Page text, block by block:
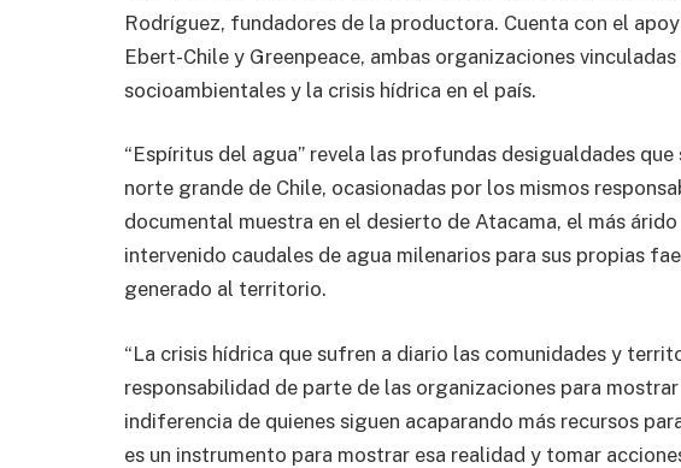
Rodríguez, fundadores de la productora. Cuenta con el
Ebert-Chile y Greenpeace, ambas organizaciones
socioambientales y la crisis hídrica en el país.
“Espíritus del agua” revela las profundas desigualdades
norte grande de Chile, ocasionadas por los mismos
documental muestra en el desierto de Atacama, el más
intervenido caudales de agua milenarios para sus propias
generado al territorio.
“La crisis hídrica que sufren a diario las comunidades y
responsabilidad de parte de las organizaciones para
indiferencia de quienes siguen acaparando más recursos
es un instrumento para mostrar esa realidad y tomar